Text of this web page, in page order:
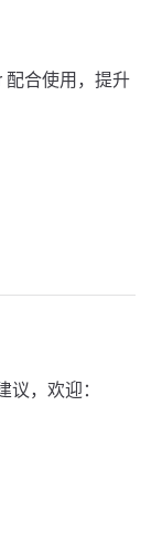
配合使用，提升
，欢迎：